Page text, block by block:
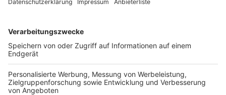
Versandkosten.
Der Bestellprozess ist mit Hilfe eines SSL-